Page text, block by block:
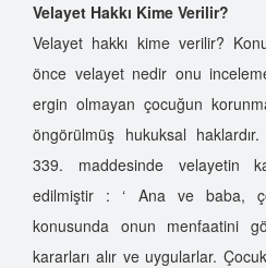
Velayet Hakkı Kime Verilir?
Velayet hakkı kime verilir?
önce velayet nedir onu
ergin olmayan çocuğun
öngörülmüş hukuksal
339. maddesinde velayetin
edilmiştir : ‘ Ana ve baba,
konusunda onun menfaatini
kararları alır ve uygularlar.